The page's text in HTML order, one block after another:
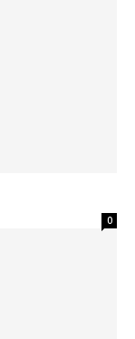
0